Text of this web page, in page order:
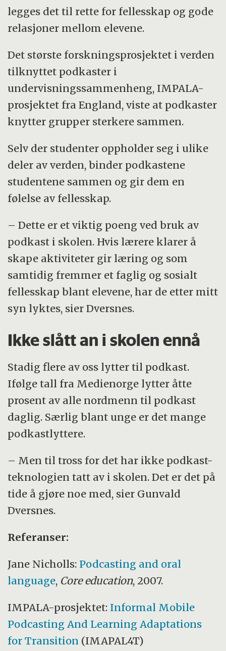
legges det til rette for fellesskap og gode
relasjoner mellom elevene.
Det største forskningsprosjektet i verden
tilknyttet podkaster i
undervisningssammenheng, IMPALA-
prosjektet fra England, viste at podkaster
knytter grupper sterkere sammen.
Selv der studenter oppholder seg i ulike
deler av verden, binder podkastene
studentene sammen og gir dem en
følelse av fellesskap.
– Dette er et viktig poeng ved bruk av
podkast i skolen. Hvis lærere klarer å
skape aktiviteter gir læring og som
samtidig fremmer et faglig og sosialt
fellesskap blant elevene, har de etter mitt
syn lyktes, sier Dversnes.
Ikke slått an i skolen ennå
Stadig flere av oss lytter til podkast.
Ifølge tall fra Medienorge lytter åtte
prosent av alle nordmenn til podkast
daglig. Særlig blant unge er det mange
podkastlyttere.
– Men til tross for det har ikke podkast-
teknologien tatt av i skolen. Det er det på
tide å gjøre noe med, sier Gunvald
Dversnes.
Referanser:
Jane Nicholls: Podcasting and oral
language, Core education, 2007.
IMPALA-prosjektet: Informal Mobile
Podcasting And Learning Adaptations
for Transition (IMAPAL4T)